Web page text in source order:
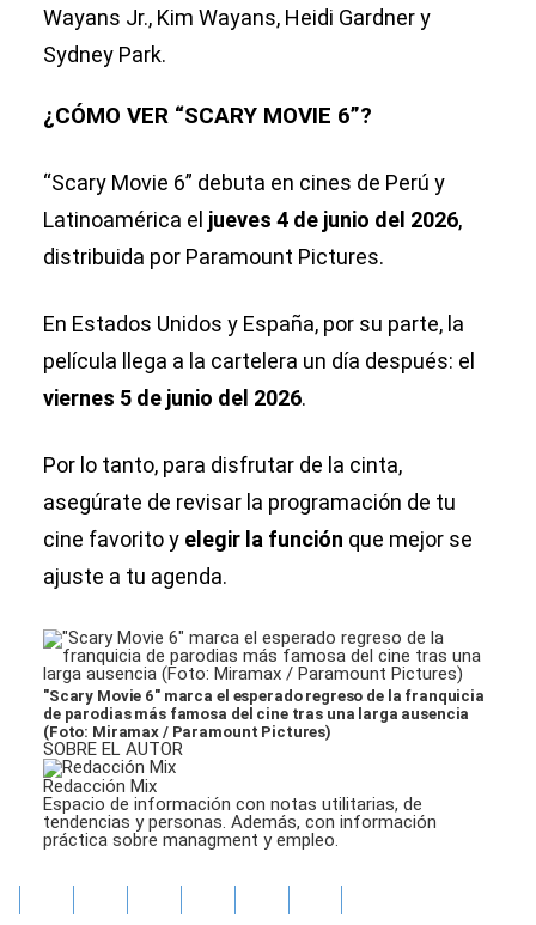
Wayans Jr., Kim Wayans, Heidi Gardner y
Sydney Park.
¿CÓMO VER “SCARY MOVIE 6”?
“Scary Movie 6” debuta en cines de Perú y
Latinoamérica el jueves 4 de junio del 2026,
distribuida por Paramount Pictures.
En Estados Unidos y España, por su parte, la
película llega a la cartelera un día después: el
viernes 5 de junio del 2026.
Por lo tanto, para disfrutar de la cinta,
asegúrate de revisar la programación de tu
cine favorito y elegir la función que mejor se
ajuste a tu agenda.
"Scary Movie 6" marca el esperado regreso de la franquicia
de parodias más famosa del cine tras una larga ausencia
(Foto: Miramax / Paramount Pictures)
SOBRE EL AUTOR
Redacción Mix
Espacio de información con notas utilitarias, de
tendencias y personas. Además, con información
práctica sobre managment y empleo.